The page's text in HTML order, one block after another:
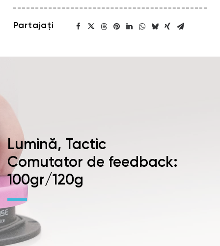
Partajați
Lumină, Tactic
Comutator de feedback:
100gr/120g